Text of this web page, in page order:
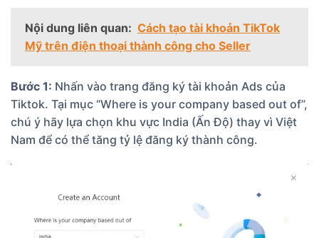
Nội dung liên quan: Cách tạo tài khoản TikTok
Mỹ trên điện thoại thành công cho Seller
Bước 1: Nhấn vào trang đăng ký tài khoản Ads của
Tiktok. Tại mục “Where is your company based out of”,
chú ý hãy lựa chọn khu vực India (Ấn Độ) thay vì Việt
Nam để có thể tăng tỷ lệ đăng ký thành công.